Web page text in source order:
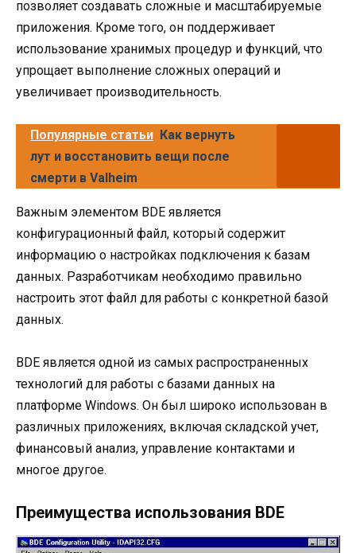
позволяет создавать сложные и масштабируемые
приложения. Кроме того, он поддерживает
использование хранимых процедур и функций, что
упрощает выполнение сложных операций и
увеличивает производительность.
Популярные статьи Как вернуть
лут и восстановить вещи после
смерти в Valheim
Важным элементом BDE является
конфигурационный файл, который содержит
информацию о настройках подключения к базам
данных. Разработчикам необходимо правильно
настроить этот файл для работы с конкретной базой
данных.
BDE является одной из самых распространенных
технологий для работы с базами данных на
платформе Windows. Он был широко использован в
различных приложениях, включая складской учет,
финансовый анализ, управление контактами и
многое другое.
Преимущества использования BDE